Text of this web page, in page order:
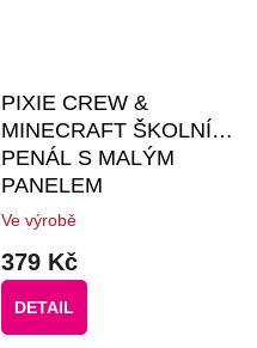
PIXIE CREW &
MINECRAFT ŠKOLNÍ
PENÁL S MALÝM
PANELEM
Průměrné
produktu
je
3,4
z
Ve výrobě
379 Kč
DETAIL